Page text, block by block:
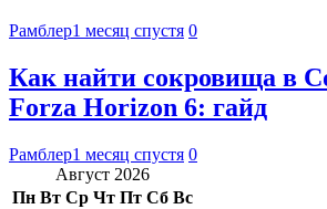
Рамблер1 месяц спустя 0
Как найти сокровища в
Forza Horizon 6: гайд
Рамблер1 месяц спустя 0
Август 2026
Пн Вт Ср Чт Пт Сб Вс